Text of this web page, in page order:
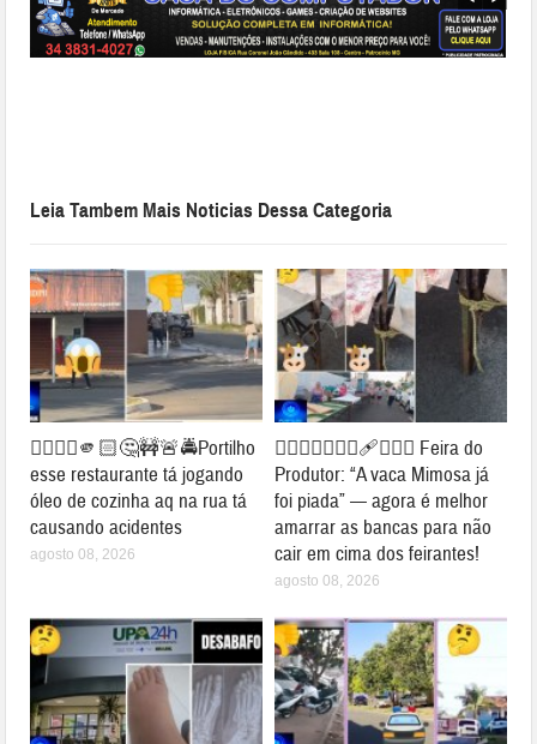
Leia Tambem Mais Noticias Dessa Categoria
👉🏻👎🏻🫵🏻🤔🚧🚨🚔Portilho
esse restaurante tá jogando
óleo de cozinha aq na rua tá
causando acidentes
agosto 08, 2026
👉🏻🐮⛺🚧👎🏻🩹🤔🐄⛺ Feira do
Produtor: “A vaca Mimosa já
foi piada” — agora é melhor
amarrar as bancas para não
cair em cima dos feirantes!
agosto 08, 2026